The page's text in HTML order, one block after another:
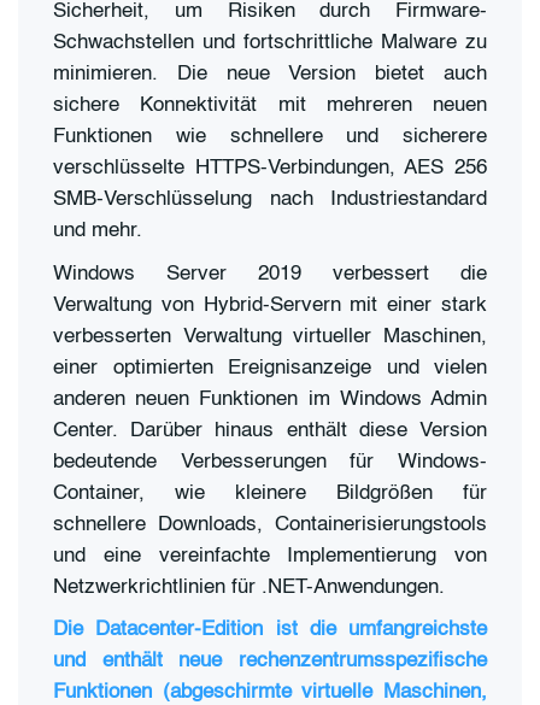
Sicherheit, um Risiken durch Firmware-
Schwachstellen und fortschrittliche Malware zu
minimieren. Die neue Version bietet auch
sichere Konnektivität mit mehreren neuen
Funktionen wie schnellere und sicherere
verschlüsselte HTTPS-Verbindungen, AES 256
SMB-Verschlüsselung nach Industriestandard
und mehr.
Windows Server 2019 verbessert die
Verwaltung von Hybrid-Servern mit einer stark
verbesserten Verwaltung virtueller Maschinen,
einer optimierten Ereignisanzeige und vielen
anderen neuen Funktionen im Windows Admin
Center. Darüber hinaus enthält diese Version
bedeutende Verbesserungen für Windows-
Container, wie kleinere Bildgrößen für
schnellere Downloads, Containerisierungstools
und eine vereinfachte Implementierung von
Netzwerkrichtlinien für .NET-Anwendungen.
Die Datacenter-Edition ist die umfangreichste
und enthält neue rechenzentrumsspezifische
Funktionen (abgeschirmte virtuelle Maschinen,